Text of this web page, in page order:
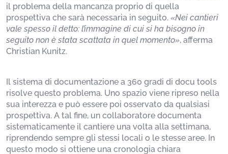
il problema della mancanza proprio di quella
prospettiva che sarà necessaria in seguito. «Nei cantieri
vale spesso il detto: l’immagine di cui si ha bisogno in
seguito non è stata scattata in quel momento», afferma
Christian Kunitz.
Il sistema di documentazione a 360 gradi di docu tools
risolve questo problema. Uno spazio viene ripreso nella
sua interezza e può essere poi osservato da qualsiasi
prospettiva. A tal fine, un collaboratore documenta
sistematicamente il cantiere una volta alla settimana,
riprendendo sempre gli stessi locali o le stesse aree. In
questo modo si ottiene una cronologia chiara